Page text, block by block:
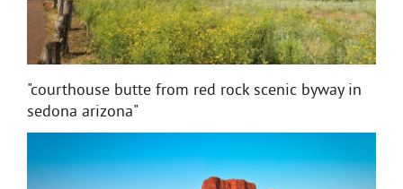
"courthouse butte from red rock scenic byway in
sedona arizona"